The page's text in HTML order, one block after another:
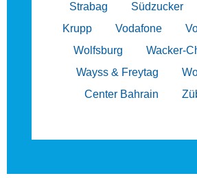
Strabag
Südzucker
Krupp
Vodafone
Wolfsburg
Wacker-
Wayss & Freytag
Center Bahrain